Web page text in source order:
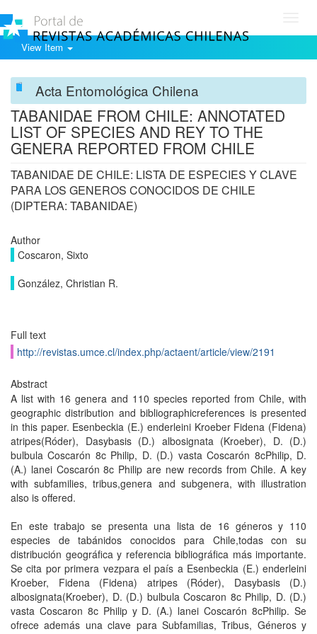
View Item
Acta Entomológica Chilena
TABANIDAE FROM CHILE: ANNOTATED
LIST OF SPECIES AND REY TO THE
GENERA REPORTED FROM CHILE
TABANIDAE DE CHILE: LISTA DE ESPECIES Y CLAVE
PARA LOS GENEROS CONOCIDOS DE CHILE
(DIPTERA: TABANIDAE)
Author
Coscaron, Sixto
González, Christian R.
Full text
http://revistas.umce.cl/index.php/actaent/article/view/2191
Abstract
A list with 16 genera and 110 species reported from Chile, with
geographic distribution and bibliographicreferences is presented
in this paper. Esenbeckia (E.) enderleini Kroeber Fidena (Fidena)
atripes(Róder), Dasybasis (D.) albosignata (Kroeber), D. (D.)
bulbula Coscarón 8c Philip, D. (D.) vasta Coscarón 8cPhilip, D.
(A.) lanei Coscarón 8c Philip are new records from Chile. A key
with subfamilies, tribus,genera and subgenera, with illustration
also is offered.
En este trabajo se presenta una lista de 16 géneros y 110
especies de tabánidos conocidos para Chile,todas con su
distribución geográfica y referencia bibliográfica más importante.
Se cita por primera vezpara el país a Esenbeckia (E.) enderleini
Kroeber, Fidena (Fidena) atripes (Róder), Dasybasis (D.)
albosignata(Kroeber), D. (D.) bulbula Coscaron 8c Philip, D. (D.)
vasta Coscaron 8c Philip y D. (A.) lanei Coscarón 8cPhilip. Se
ofrece además una clave para Subfamilias, Tribus, Géneros y